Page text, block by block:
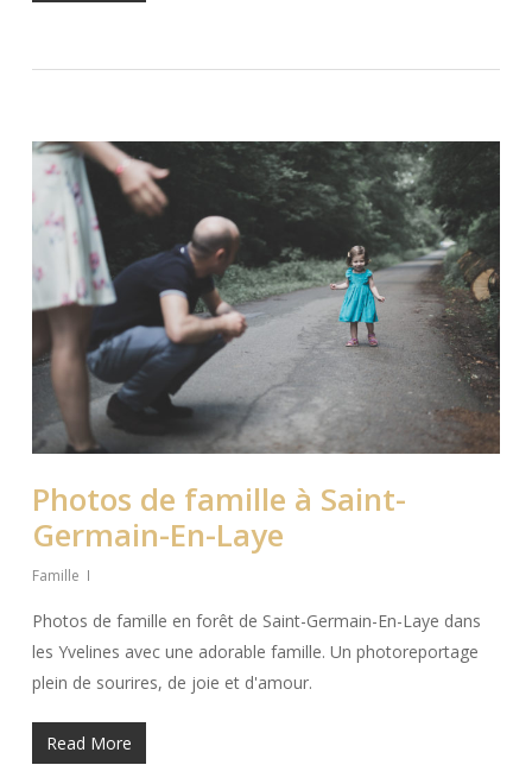
Photos de famille à Saint-
Germain-En-Laye
Famille
Photos de famille en forêt de Saint-Germain-En-Laye dans
les Yvelines avec une adorable famille. Un photoreportage
plein de sourires, de joie et d'amour.
Read More